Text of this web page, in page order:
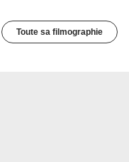
Toute sa filmographie